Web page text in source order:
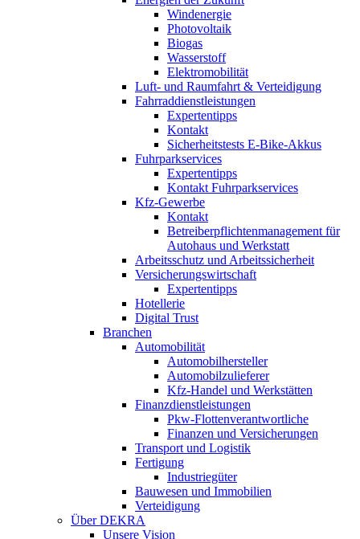
Windenergie
Photovoltaik
Biogas
Wasserstoff
Elektromobilität
Luft- und Raumfahrt & Verteidigung
Fahrraddienstleistungen
Expertentipps
Kontakt
Sicherheitstests E-Bike-Akkus
Fuhrparkservices
Expertentipps
Kontakt Fuhrparkservices
Kfz-Gewerbe
Kontakt
Betreiberpflichtenmanagement für
Autohaus und Werkstatt
Arbeitsschutz und Arbeitssicherheit
Versicherungswirtschaft
Expertentipps
Hotellerie
Digital Trust
Branchen
Automobilität
Automobilhersteller
Automobilzulieferer
Kfz-Handel und Werkstätten
Finanzdienstleistungen
Pkw‑Flottenverantwortliche
Finanzen und Versicherungen
Transport und Logistik
Fertigung
Industriegüter
Bauwesen und Immobilien
Verteidigung
Über DEKRA
Unsere Vision